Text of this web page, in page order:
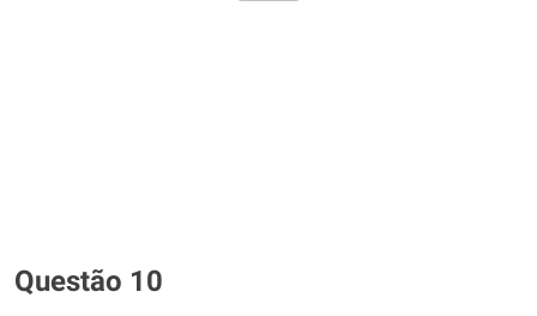
Questão 10